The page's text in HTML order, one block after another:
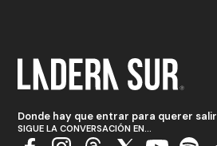
Donde hay que entrar para querer salir
SIGUE LA CONVERSACIÓN EN...